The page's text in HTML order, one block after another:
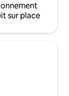
sur place